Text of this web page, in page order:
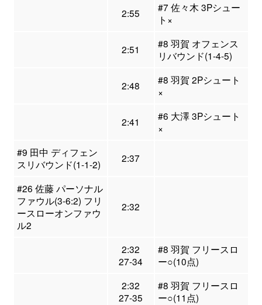
2:55
#7 佐々木 3Pシュー
ト×
2:51
#8 羽賀 オフェンス
リバウンド(1-4-5)
2:48
#8 羽賀 2Pシュート
×
2:41
#6 大澤 3Pシュート
×
#9 田中 ディフェン
スリバウンド(1-1-2)
2:37
#26 佐藤 パーソナル
ファウル(3-6:2) フリ
ースローオンファウ
ル2
2:32
2:32
27-34
#8 羽賀 フリースロ
ー○(10点)
2:32
27-35
#8 羽賀 フリースロ
ー○(11点)